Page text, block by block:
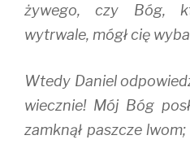
żywego, czy Bóg,
wytrwale, mógł cię
Wtedy Daniel
wiecznie! Mój Bóg
zamknął paszcze